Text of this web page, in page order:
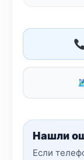
Нашли
Если